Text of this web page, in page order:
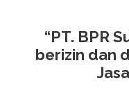
“PT. BPR
berizin dan